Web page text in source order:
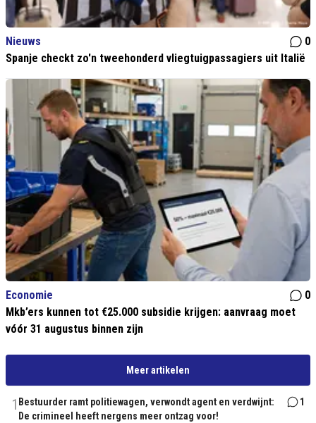
Nieuws
0
Spanje checkt zo'n tweehonderd vliegtuigpassagiers uit Italië
Economie
0
Mkb’ers kunnen tot €25.000 subsidie krijgen: aanvraag moet
vóór 31 augustus binnen zijn
Meer artikelen
1 Bestuurder ramt politiewagen, verwondt agent en verdwijnt:
De crimineel heeft nergens meer ontzag voor!
1